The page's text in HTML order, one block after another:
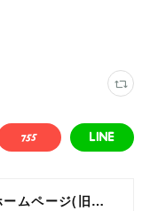
【公式】めぐみの杜ホームページ(旧自然食工房）